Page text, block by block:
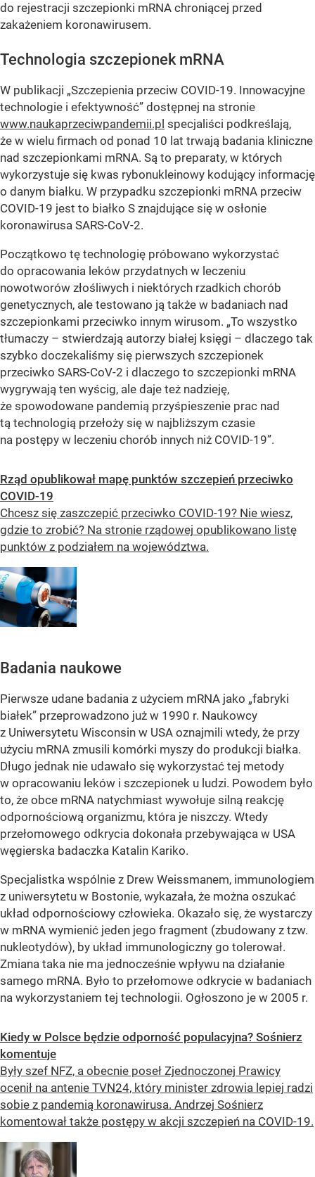
do rejestracji szczepionki mRNA chroniącej przed
zakażeniem koronawirusem.
Technologia szczepionek mRNA
W publikacji „Szczepienia przeciw COVID-19. Innowacyjne
technologie i efektywność” dostępnej na stronie
www.naukaprzeciwpandemii.pl specjaliści podkreślają,
że w wielu firmach od ponad 10 lat trwają badania kliniczne
nad szczepionkami mRNA. Są to preparaty, w których
wykorzystuje się kwas rybonukleinowy kodujący informację
o danym białku. W przypadku szczepionki mRNA przeciw
COVID-19 jest to białko S znajdujące się w osłonie
koronawirusa SARS-CoV-2.
Początkowo tę technologię próbowano wykorzystać
do opracowania leków przydatnych w leczeniu
nowotworów złośliwych i niektórych rzadkich chorób
genetycznych, ale testowano ją także w badaniach nad
szczepionkami przeciwko innym wirusom. „To wszystko
tłumaczy – stwierdzają autorzy białej księgi – dlaczego tak
szybko doczekaliśmy się pierwszych szczepionek
przeciwko SARS-CoV-2 i dlaczego to szczepionki mRNA
wygrywają ten wyścig, ale daje też nadzieję,
że spowodowane pandemią przyśpieszenie prac nad
tą technologią przełoży się w najbliższym czasie
na postępy w leczeniu chorób innych niż COVID-19”.
Rząd opublikował mapę punktów szczepień przeciwko
COVID-19
Chcesz się zaszczepić przeciwko COVID-19? Nie wiesz,
gdzie to zrobić? Na stronie rządowej opublikowano listę
punktów z podziałem na województwa.
Badania naukowe
Pierwsze udane badania z użyciem mRNA jako „fabryki
białek” przeprowadzono już w 1990 r. Naukowcy
z Uniwersytetu Wisconsin w USA oznajmili wtedy, że przy
użyciu mRNA zmusili komórki myszy do produkcji białka.
Długo jednak nie udawało się wykorzystać tej metody
w opracowaniu leków i szczepionek u ludzi. Powodem było
to, że obce mRNA natychmiast wywołuje silną reakcję
odpornościową organizmu, która je niszczy. Wtedy
przełomowego odkrycia dokonała przebywająca w USA
węgierska badaczka Katalin Kariko.
Specjalistka wspólnie z Drew Weissmanem, immunologiem
z uniwersytetu w Bostonie, wykazała, że można oszukać
układ odpornościowy człowieka. Okazało się, że wystarczy
w mRNA wymienić jeden jego fragment (zbudowany z tzw.
nukleotydów), by układ immunologiczny go tolerował.
Zmiana taka nie ma jednocześnie wpływu na działanie
samego mRNA. Było to przełomowe odkrycie w badaniach
na wykorzystaniem tej technologii. Ogłoszono je w 2005 r.
Kiedy w Polsce będzie odporność populacyjna? Sośnierz
komentuje
Były szef NFZ, a obecnie poseł Zjednoczonej Prawicy
ocenił na antenie TVN24, który minister zdrowia lepiej radzi
sobie z pandemią koronawirusa. Andrzej Sośnierz
komentował także postępy w akcji szczepień na COVID-19.